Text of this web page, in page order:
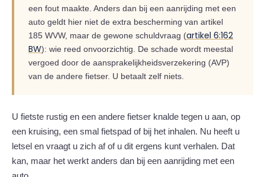
een fout maakte. Anders dan bij een aanrijding met een
auto geldt hier niet de extra bescherming van artikel
185 WVW, maar de gewone schuldvraag (artikel 6:162
BW): wie reed onvoorzichtig. De schade wordt meestal
vergoed door de aansprakelijkheidsverzekering (AVP)
van de andere fietser. U betaalt zelf niets.
U fietste rustig en een andere fietser knalde tegen u aan, op
een kruising, een smal fietspad of bij het inhalen. Nu heeft u
letsel en vraagt u zich af of u dit ergens kunt verhalen. Dat
kan, maar het werkt anders dan bij een aanrijding met een